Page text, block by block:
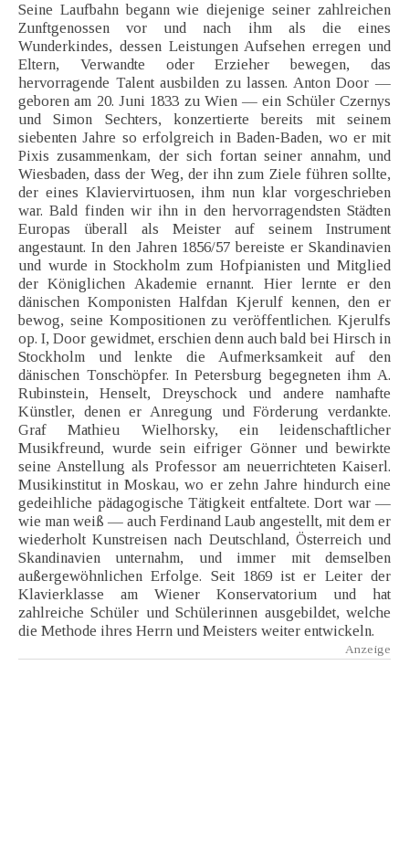
Seine Laufbahn begann wie diejenige seiner zahlreichen
Zunftgenossen vor und nach ihm als die eines
Wunderkindes, dessen Leistungen Aufsehen erregen und
Eltern, Verwandte oder Erzieher bewegen, das
hervorragende Talent ausbilden zu lassen. Anton Door —
geboren am 20. Juni 1833 zu Wien — ein Schüler Czernys
und Simon Sechters, konzertierte bereits mit seinem
siebenten Jahre so erfolgreich in Baden-Baden, wo er mit
Pixis zusammenkam, der sich fortan seiner annahm, und
Wiesbaden, dass der Weg, der ihn zum Ziele führen sollte,
der eines Klaviervirtuosen, ihm nun klar vorgeschrieben
war. Bald finden wir ihn in den hervorragendsten Städten
Europas überall als Meister auf seinem Instrument
angestaunt. In den Jahren 1856/57 bereiste er Skandinavien
und wurde in Stockholm zum Hofpianisten und Mitglied
der Königlichen Akademie ernannt. Hier lernte er den
dänischen Komponisten Halfdan Kjerulf kennen, den er
bewog, seine Kompositionen zu veröffentlichen. Kjerulfs
op. I, Door gewidmet, erschien denn auch bald bei Hirsch in
Stockholm und lenkte die Aufmerksamkeit auf den
dänischen Tonschöpfer. In Petersburg begegneten ihm A.
Rubinstein, Henselt, Dreyschock und andere namhafte
Künstler, denen er Anregung und Förderung verdankte.
Graf Mathieu Wielhorsky, ein leidenschaftlicher
Musikfreund, wurde sein eifriger Gönner und bewirkte
seine Anstellung als Professor am neuerrichteten Kaiserl.
Musikinstitut in Moskau, wo er zehn Jahre hindurch eine
gedeihliche pädagogische Tätigkeit entfaltete. Dort war —
wie man weiß — auch Ferdinand Laub angestellt, mit dem er
wiederholt Kunstreisen nach Deutschland, Österreich und
Skandinavien unternahm, und immer mit demselben
außergewöhnlichen Erfolge. Seit 1869 ist er Leiter der
Klavierklasse am Wiener Konservatorium und hat
zahlreiche Schüler und Schülerinnen ausgebildet, welche
die Methode ihres Herrn und Meisters weiter entwickeln.